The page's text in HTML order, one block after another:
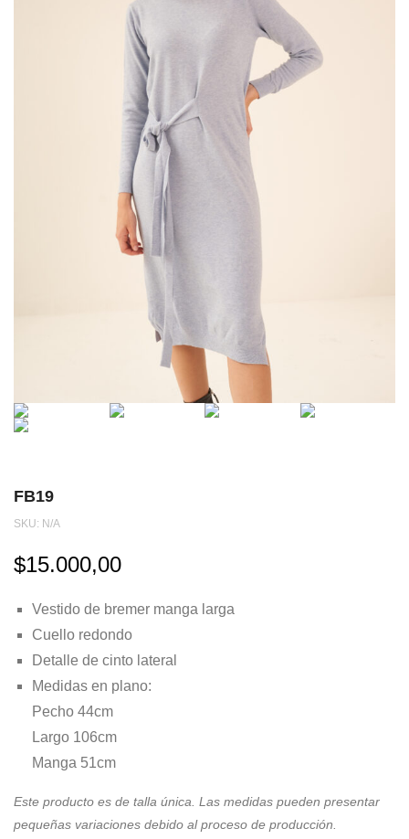
FB19
SKU: N/A
$15.000,00
Vestido de bremer manga larga
Cuello redondo
Detalle de cinto lateral
Medidas en plano:
Pecho 44cm
Largo 106cm
Manga 51cm
Este producto es de talla única. Las medidas pueden presentar
pequeñas variaciones debido al proceso de producción.